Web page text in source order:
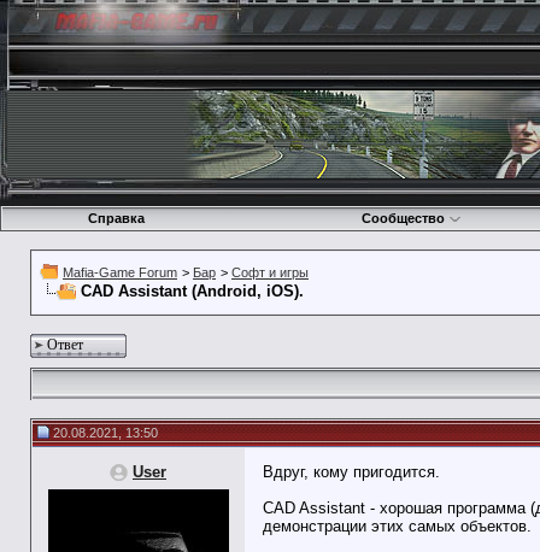
Справка Сообщество
Mafia-Game Forum > Бар > Софт и игры
CAD Assistant (Android, iOS).
Ответ
20.08.2021, 13:50
User
Вдруг, кому пригодится.
CAD Assistant - хорошая программа
демонстрации этих самых объектов.